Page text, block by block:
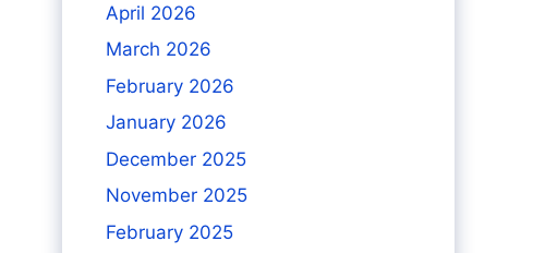
April 2026
March 2026
February 2026
January 2026
December 2025
November 2025
February 2025